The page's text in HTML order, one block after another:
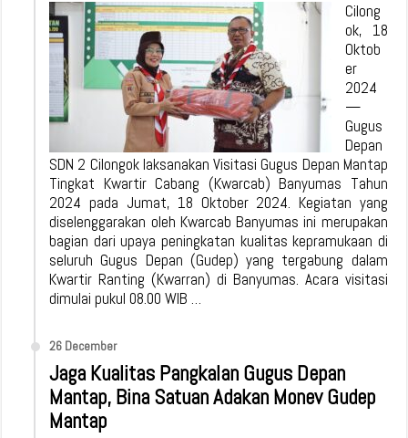
Cilong
ok, 18
Oktob
er
2024
—
Gugus
Depan
SDN 2 Cilongok laksanakan Visitasi Gugus Depan Mantap
Tingkat Kwartir Cabang (Kwarcab) Banyumas Tahun
2024 pada Jumat, 18 Oktober 2024. Kegiatan yang
diselenggarakan oleh Kwarcab Banyumas ini merupakan
bagian dari upaya peningkatan kualitas kepramukaan di
seluruh Gugus Depan (Gudep) yang tergabung dalam
Kwartir Ranting (Kwarran) di Banyumas. Acara visitasi
dimulai pukul 08.00 WIB …
26 December
Jaga Kualitas Pangkalan Gugus Depan
Mantap, Bina Satuan Adakan Monev Gudep
Mantap